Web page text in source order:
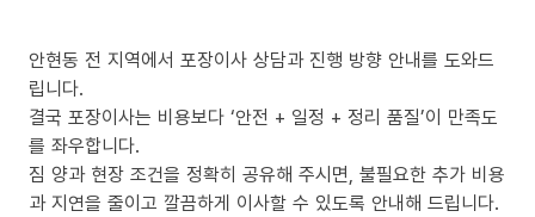
안현동 전 지역에서 포장이사 상담과 진행 방향 안내를 도와드
립니다.
결국 포장이사는 비용보다 ‘안전 + 일정 + 정리 품질’이 만족도
를 좌우합니다.
짐 양과 현장 조건을 정확히 공유해 주시면, 불필요한 추가 비용
과 지연을 줄이고 깔끔하게 이사할 수 있도록 안내해 드립니다.